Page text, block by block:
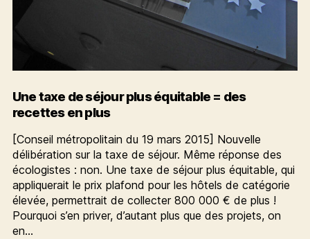
gagner
Une taxe de séjour plus équitable = des
recettes en plus
[Conseil métropolitain du 19 mars 2015] Nouvelle
délibération sur la taxe de séjour. Même réponse des
écologistes : non. Une taxe de séjour plus équitable, qui
appliquerait le prix plafond pour les hôtels de catégorie
élevée, permettrait de collecter 800 000 € de plus !
Pourquoi s’en priver, d’autant plus que des projets, on
en…